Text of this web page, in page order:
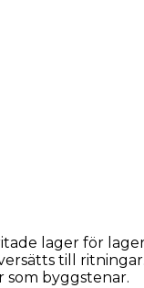
lager för
till
byggstenar.